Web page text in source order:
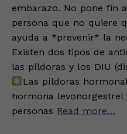
embarazo. No pone fin
persona que no quiere
ayuda a *prevenir* la
Existen dos tipos de
las píldoras y los DIU
Las píldoras
hormona levonorgestrel
personas Read more…